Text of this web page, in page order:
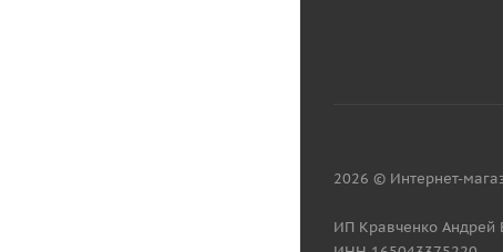
2026 © Интернет-
ИП Кравченко Андрей